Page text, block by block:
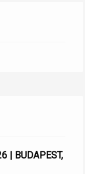
| BUDAPEST,